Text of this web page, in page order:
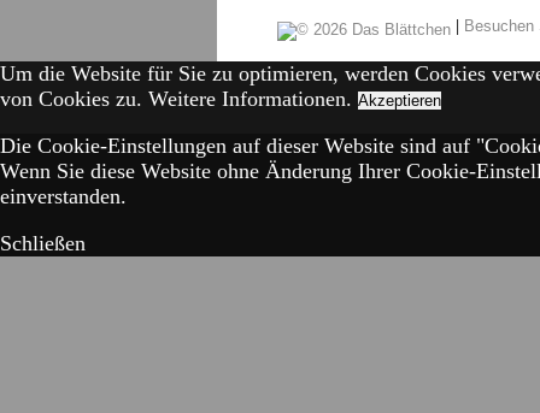
|
Um die Website für Sie zu optimieren, werden Cookies
von Cookies zu. Weitere Informationen. Akzeptieren
Die Cookie-Einstellungen auf dieser Website sind auf
Wenn Sie diese Website ohne Änderung Ihrer Cookie-
einverstanden.
Schließen